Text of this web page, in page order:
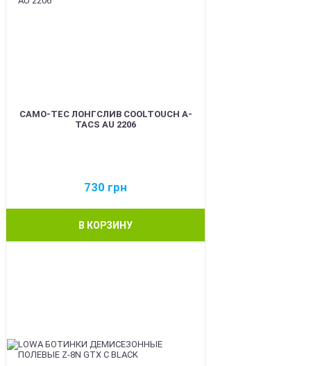
CAMO-TEC ЛОНГСЛИВ COOLTOUCH A-
TACS AU 2206
730 грн
В КОРЗИНУ